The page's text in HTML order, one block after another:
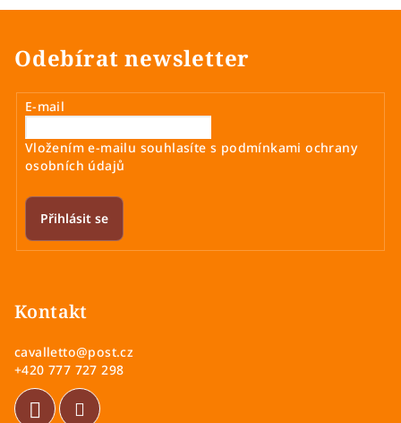
Odebírat newsletter
E-mail
Vložením e-mailu souhlasíte s podmínkami ochrany
osobních údajů
Přihlásit se
Kontakt
cavalletto@post.cz
+420 777 727 298